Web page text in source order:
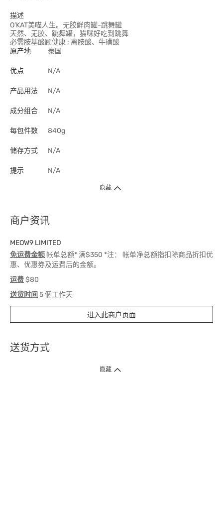
描述
O’KAT美喵人生。无胶鲜肉罐-跳舞罐
天然、无胶、跳舞罐，猫咪好吃到跳舞
必需胺基酸顾健康 : 离胺酸、牛磺酸
原产地
泰国
优点 N/A
产品用法 N/A
成分组合 N/A
每包件数 840g
储存方式 N/A
提示 N/A
隐藏
商户资讯
MEOW9 LIMITED
免运费金额帐单总额* 满$350 *注： 帐单净总额指扣除商品折扣优
惠、优惠券及运费后的金额。
运费$80
送货时间 5 個工作天
进入此商户页面
送货方式
1. 送货到府（受卫生署条例规管产品除外 ）
隐藏